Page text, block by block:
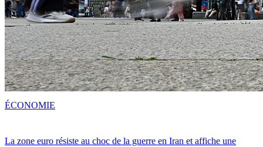
La zone euro résiste au choc de la guerre en Iran et affiche une
ÉCONOMIE